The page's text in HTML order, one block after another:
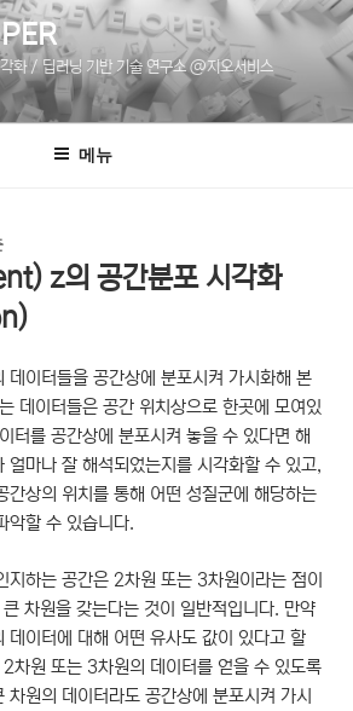
화 / 딥러닝 기반 기술 연구소 @지오서비스
메뉴
z의 공간분포 시각화
데이터들을 공간상에 분포시켜 가시화해 본
데이터들은 공간 위치상으로 한곳에 모여있
터를 공간상에 분포시켜 놓을 수 있다면 해
얼마나 잘 해석되었는지를 시각화할 수 있고,
간상의 위치를 통해 어떤 성질군에 해당하는
악할 수 있습니다.
지하는 공간은 2차원 또는 3차원이라는 점이
차원을 갖는다는 것이 일반적입니다. 만약
데이터에 대해 어떤 유사도 값이 있다고 할
차원 또는 3차원의 데이터를 얻을 수 있도록
차원의 데이터라도 공간상에 분포시켜 가시